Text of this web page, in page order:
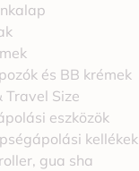
és BB krémek
Travel Size
eszközök
kellékek
gua sha